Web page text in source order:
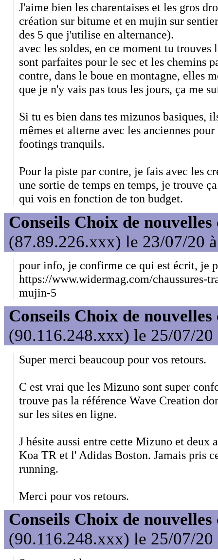
J'aime bien les charentaises et les gros
création sur bitume et en mujin sur
des 5 que j'utilise en alternance).
avec les soldes, en ce moment tu trouves
sont parfaites pour le sec et les chemins
contre, dans le boue en montagne, elles
que je n'y vais pas tous les jours, ça me
Si tu es bien dans tes mizunos basiques,
mêmes et alterne avec les anciennes
footings tranquils.
Pour la piste par contre, je fais avec les
une sortie de temps en temps, je trouve
qui vois en fonction de ton budget.
Conseils Choix de nouvelles
(87.89.226.xxx) le 23/07/20
pour info, je confirme ce qui est écrit, je
https://www.widermag.com/chaussures-
mujin-5
Conseils Choix de nouvelles
(90.116.248.xxx) le 25/07/20
Super merci beaucoup pour vos retours.
C est vrai que les Mizuno sont super
trouve pas la référence Wave Creation
sur les sites en ligne.
J hésite aussi entre cette Mizuno et deux
Koa TR et l' Adidas Boston. Jamais pris
running.
Merci pour vos retours.
Conseils Choix de nouvelles
(90.116.248.xxx) le 25/07/20